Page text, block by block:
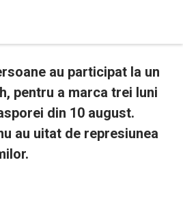
au participat la un
pentru a marca trei luni
din 10 august.
au uitat de represiunea